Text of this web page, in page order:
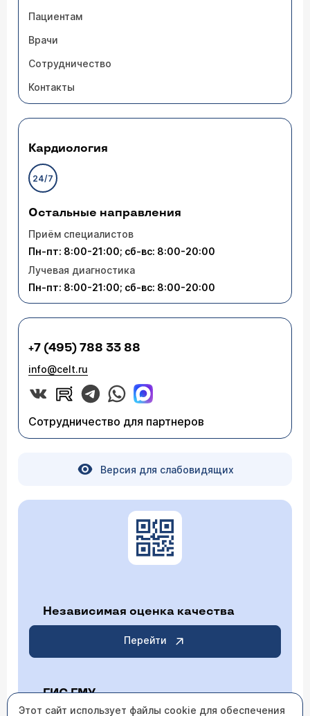
Пациентам
Врачи
Сотрудничество
Контакты
Кардиология
24/7
Остальные направления
Приём специалистов
Пн-пт: 8:00-21:00; сб-вс: 8:00-20:00
Лучевая диагностика
Пн-пт: 8:00-21:00; сб-вс: 8:00-20:00
+7 (495) 788 33 88
info@celt.ru
Сотрудничество для партнеров
Версия для слабовидящих
Независимая оценка качества
Перейти
ГИС ГМУ
Этот сайт использует файлы cookie для обеспечения